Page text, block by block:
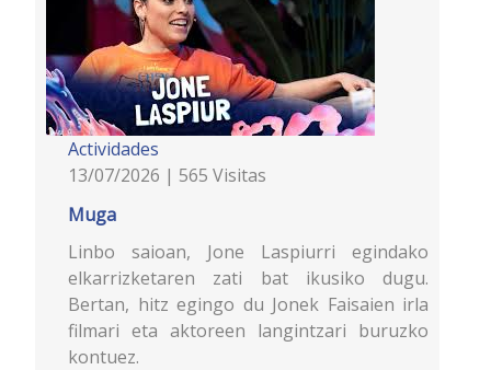
Actividades
13/07/2026 | 565 Visitas
Muga
Linbo saioan, Jone Laspiurri egindako
elkarrizketaren zati bat ikusiko dugu.
Bertan, hitz egingo du Jonek Faisaien irla
filmari eta aktoreen langintzari buruzko
kontuez.